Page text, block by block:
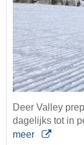
Deer Valley
dagelijks tot in
meer